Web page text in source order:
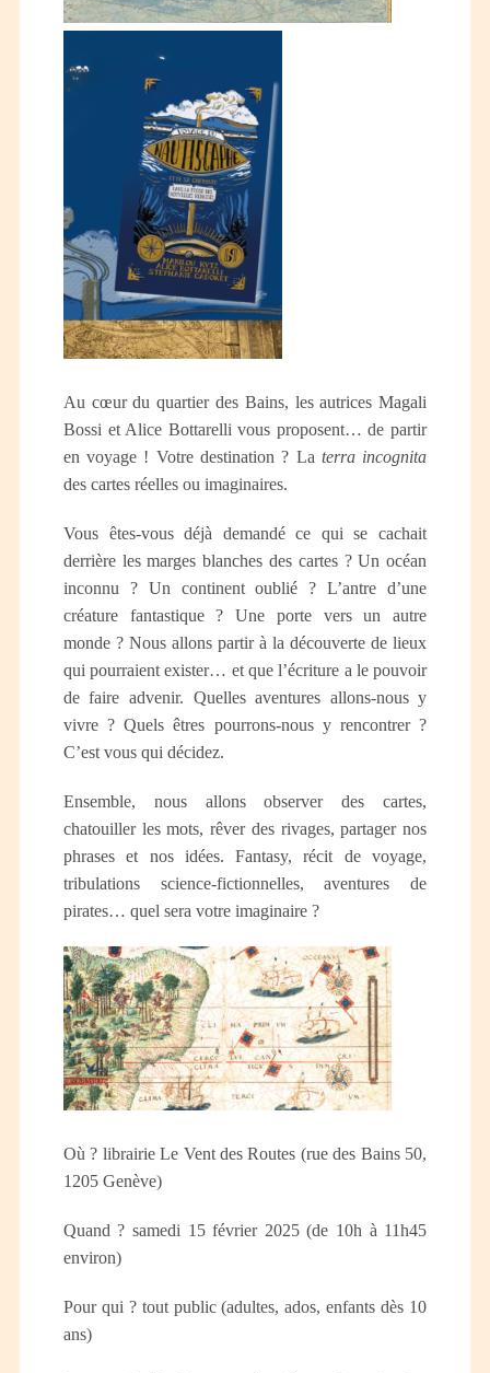
Au cœur du quartier des Bains, les autrices Magali
Bossi et Alice Bottarelli vous proposent… de partir
en voyage ! Votre destination ? La terra incognita
des cartes réelles ou imaginaires.
Vous êtes-vous déjà demandé ce qui se cachait
derrière les marges blanches des cartes ? Un océan
inconnu ? Un continent oublié ? L’antre d’une
créature fantastique ? Une porte vers un autre
monde ? Nous allons partir à la découverte de lieux
qui pourraient exister… et que l’écriture a le pouvoir
de faire advenir. Quelles aventures allons-nous y
vivre ? Quels êtres pourrons-nous y rencontrer ?
C’est vous qui décidez.
Ensemble, nous allons observer des cartes,
chatouiller les mots, rêver des rivages, partager nos
phrases et nos idées. Fantasy, récit de voyage,
tribulations science-fictionnelles, aventures de
pirates… quel sera votre imaginaire ?
Où ? librairie Le Vent des Routes (rue des Bains 50,
1205 Genève)
Quand ? samedi 15 février 2025 (de 10h à 11h45
environ)
Pour qui ? tout public (adultes, ados, enfants dès 10
ans)